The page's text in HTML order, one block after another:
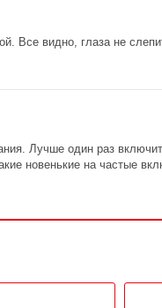
Все видно, глаза не
Лучше один раз
новенькие на частые